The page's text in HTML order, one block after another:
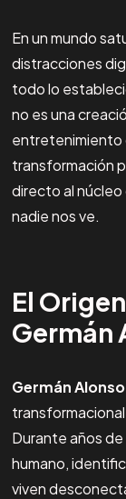
En un mundo
distracciones
todo lo
no es una
entretenimiento
transformación
directo al
nadie nos ve.
El
Germán
Germán
Durante años
humano,
viven